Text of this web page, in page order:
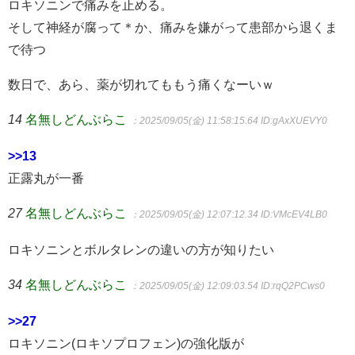
ロキソニンで痛みを止める。
そして神経が腐って＊か、痛みを嫌がって患部から退くま
で待つ
数日で、あら、薬が切れてももう痛くなーいｗ
14 名無しどんぶらこ ：2025/09/05(金) 11:58:15.64 ID:gAxXUEVY0
>>13
正露丸が一番
27 名無しどんぶらこ ：2025/09/05(金) 12:07:12.34 ID:VMcEV4LB0
ロキソニンとボルタレンの違いの方が知りたい
34 名無しどんぶらこ ：2025/09/05(金) 12:09:03.54 ID:rqQ2PCws0
>>27
ロキソニン(ロキソプロフェン)の強化版が